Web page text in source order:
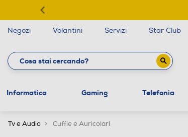
Negozi Volantini Servizi Star Club
Informatica Gaming Telefonia
Tv e Audio Cuffie e Auricolari